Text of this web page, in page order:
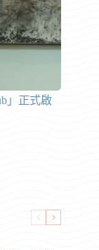
」正式啟